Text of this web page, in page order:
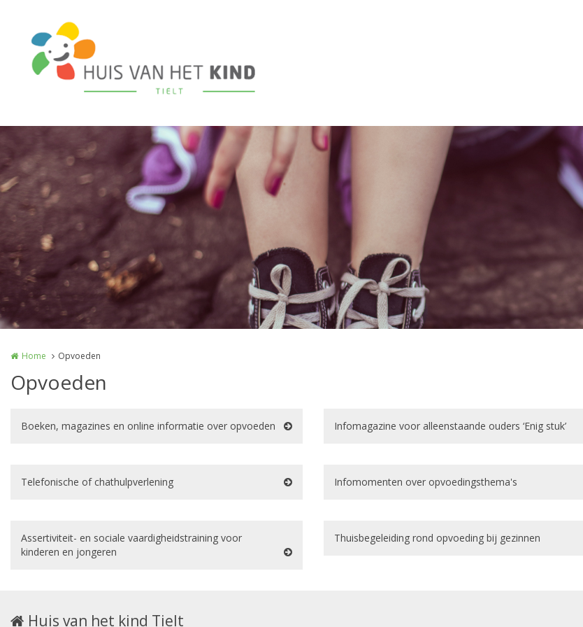
Home Opvoeden
Opvoeden
Boeken, magazines en online informatie over opvoeden Infomagazine voor alleenstaande ouders ‘Enig stuk’
Telefonische of chathulpverlening Infomomenten over opvoedingsthema's
Assertiviteit- en sociale vaardigheidstraining voor
kinderen en jongeren
Thuisbegeleiding rond opvoeding bij gezinnen
Huis van het kind Tielt